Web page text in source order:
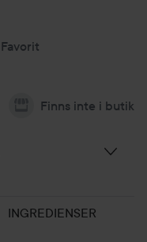
Favorit
Finns inte i butik
INGREDIENSER